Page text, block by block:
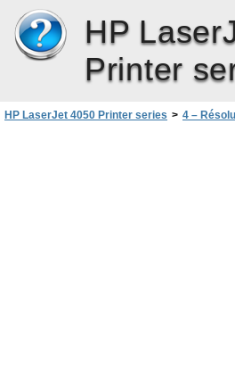
HP
Printer
HP LaserJet 4050 Printer series > 4 –